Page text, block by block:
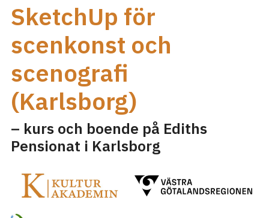
SketchUp för
scenkonst och
scenografi
(Karlsborg)
– kurs och boende på Ediths
Pensionat i Karlsborg